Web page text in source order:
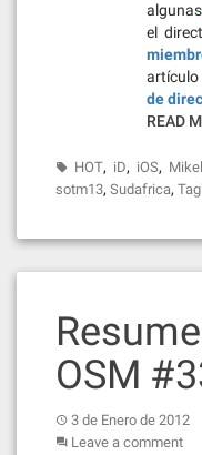
el
de
READ
HOT, iD, iOS,
sotm13, Sudafrica,
OSM
3 de Enero de 2012
Leave a comment